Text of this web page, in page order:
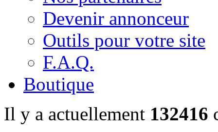
Devenir annonceur
Outils pour votre site
F.A.Q.
Boutique
Il y a actuellement 132416